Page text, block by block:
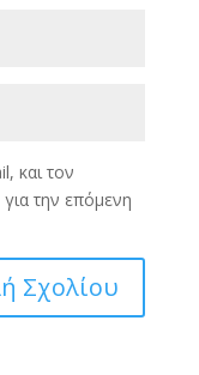
και τον
την επόμενη